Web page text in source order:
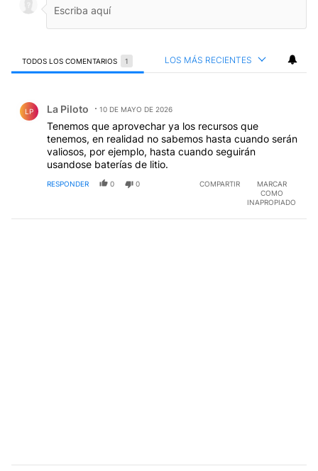
TODOS LOS COMENTARIOS 1 LOS MÁS RECIENTES
LP La Piloto 10 DE MAYO DE 2026
Tenemos que aprovechar ya los recursos que
tenemos, en realidad no sabemos hasta cuando serán
valiosos, por ejemplo, hasta cuando seguirán
usandose baterías de litio.
RESPONDER 0 0 COMPARTIR
MARCAR
COMO
INAPROPIADO